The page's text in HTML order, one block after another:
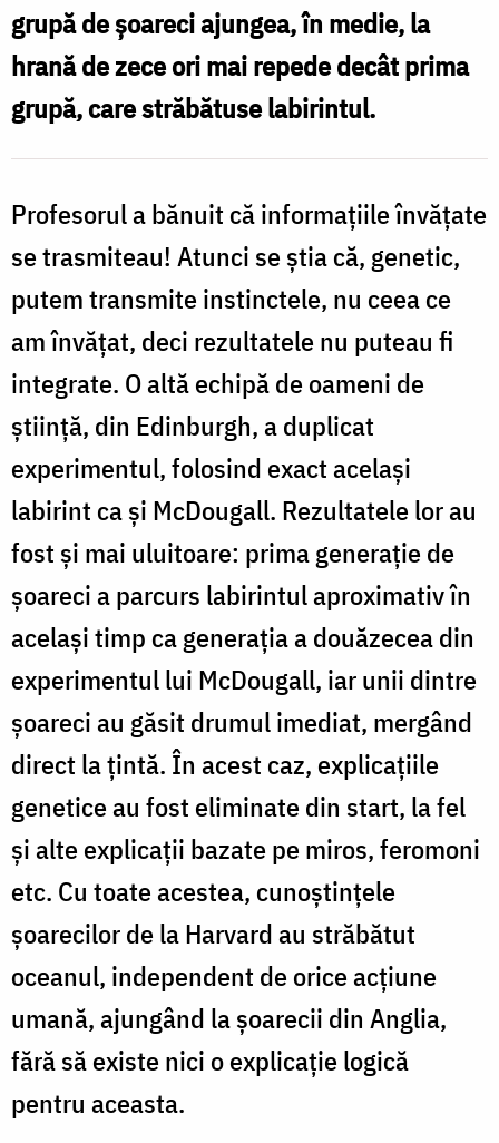
grupă de şoareci ajungea, în medie, la
hrană de zece ori mai repede decât prima
grupă, care străbătuse labirintul.
Profesorul a bănuit că informaţiile învăţate
se trasmiteau! Atunci se ştia că, genetic,
putem transmite instinctele, nu ceea ce
am învăţat, deci rezultatele nu puteau fi
integrate. O altă echipă de oameni de
ştiinţă, din Edinburgh, a duplicat
experimentul, folosind exact acelaşi
labirint ca şi McDougall. Rezultatele lor au
fost şi mai uluitoare: prima generaţie de
şoareci a parcurs labirintul aproximativ în
acelaşi timp ca generaţia a douăzecea din
experimentul lui McDougall, iar unii dintre
şoareci au găsit drumul imediat, mergând
direct la ţintă. În acest caz, explicaţiile
genetice au fost eliminate din start, la fel
şi alte explicaţii bazate pe miros, feromoni
etc. Cu toate acestea, cunoştinţele
şoarecilor de la Harvard au străbătut
oceanul, independent de orice acţiune
umană, ajungând la şoarecii din Anglia,
fără să existe nici o explicaţie logică
pentru aceasta.